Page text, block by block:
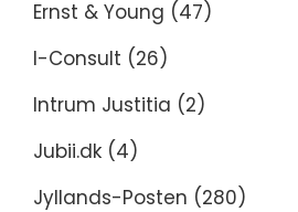
Ernst & Young (47)
I-Consult (26)
Intrum Justitia (2)
Jubii.dk (4)
Jyllands-Posten (280)